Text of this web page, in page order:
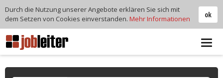
ok
Durch die Nutzung unserer Angebote erklären Sie sich mit
dem Setzen von Cookies einverstanden. Mehr Informationen